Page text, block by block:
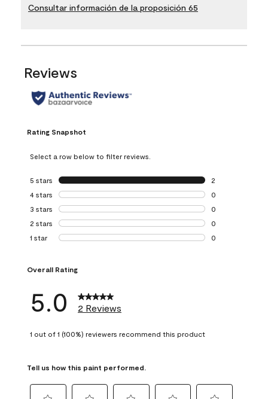
Consultar información de la proposición 65
Reviews
Rating Snapshot
Select a row below to filter reviews.
5 stars stars
2
2 reviews with 5
4 stars stars
0
0 reviews with 4
3 stars stars
0
0 reviews with 3
2 stars stars
0
0 reviews with 2
1 star stars
0
Overall Rating
5.0 2 Reviews
1 out of 1 (100%) reviewers recommend this product
Tell us how this paint performed.